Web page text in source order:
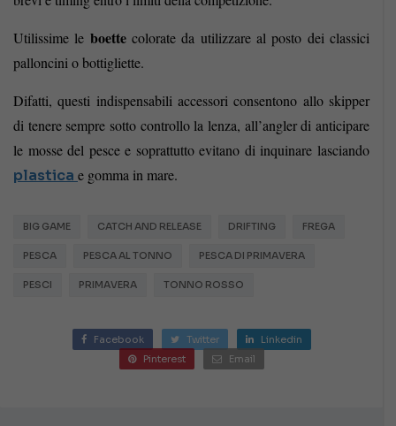
Utilissime le boettecolorate da utilizzare al posto dei classici
palloncini o bottigliette.
Difatti, questi indispensabili accessori consentono allo skipper
di tenere sempre sotto controllo la lenza, all’angler di anticipare
le mosse del pesce e soprattutto evitano di inquinare lasciando
plastica e gomma in mare.
BIG GAME CATCH AND RELEASE DRIFTING FREGA
PESCA PESCA AL TONNO PESCA DI PRIMAVERA
PESCI PRIMAVERA TONNO ROSSO
Facebook Twitter
Linkedin
Pinterest
Email